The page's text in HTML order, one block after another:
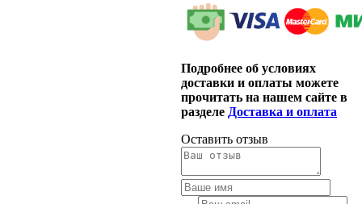
Подробнее об условиях
доставки и оплаты можете
прочитать на нашем сайте в
разделе Доставка и оплата
Оставить отзыв